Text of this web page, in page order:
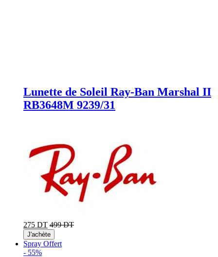
Lunette de Soleil Ray-Ban Marshal II
RB3648M 9239/31
275 DT 499 DT
J'achète
Spray Offert
- 55%